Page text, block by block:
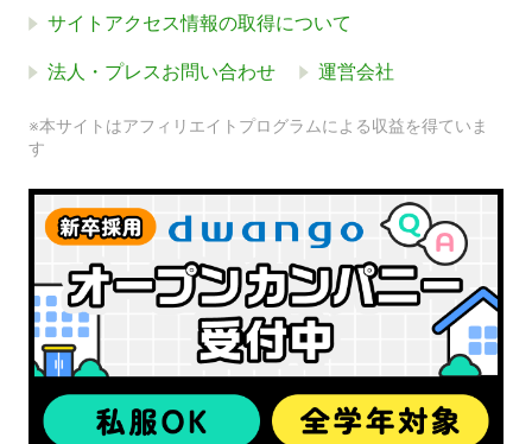
サイトアクセス情報の取得について
法人・プレスお問い合わせ 運営会社
※本サイトはアフィリエイトプログラムによる収益を得ていま
す